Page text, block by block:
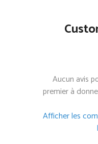
Aucun avis
premier à
Afficher les